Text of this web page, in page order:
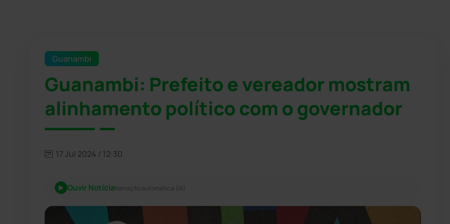
Guanambi
Guanambi: Prefeito e vereador mostram
alinhamento político com o governador
17 Jul 2024 / 12:30
Ouvir NotíciaNarração automática (IA)